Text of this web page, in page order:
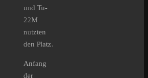
und Tu-
22M
nutzten
den Platz.
Anfang
der